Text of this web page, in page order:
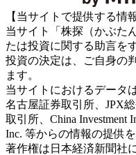
【当サイトで提供する情
当サイト「株探（かぶた
たは投資に関する助言を
投資の決定は、ご自身の
ます。
当サイトにおけるデータ
名古屋証券取引所、JPX
取引所、China Investment
Inc. 等からの情報の提供
著作権は日本経済新聞社